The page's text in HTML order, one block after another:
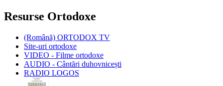
Resurse Ortodoxe
(Română) ORTODOX TV
Site-uri ortodoxe
VIDEO - Filme ortodoxe
AUDIO - Cântări duhovnicești
RADIO LOGOS